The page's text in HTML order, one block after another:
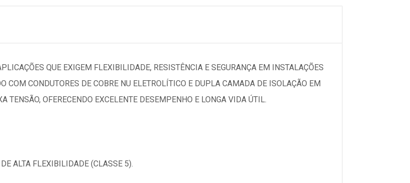
QUE EXIGEM FLEXIBILIDADE, RESISTÊNCIA E SEGURANÇA EM INSTALAÇÕES
COM CONDUTORES DE COBRE NU ELETROLÍTICO E DUPLA CAMADA DE ISOLAÇÃO EM
TENSÃO, OFERECENDO EXCELENTE DESEMPENHO E LONGA VIDA ÚTIL.
ALTA FLEXIBILIDADE (CLASSE 5).